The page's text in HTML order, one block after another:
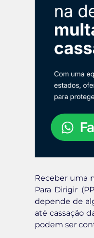
Receber uma
Para Dirigir
depende de
até cassação
podem ser